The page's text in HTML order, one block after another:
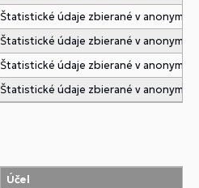
Štatistické údaje zbierané v
Štatistické údaje zbierané v
Štatistické údaje zbierané v
Štatistické údaje zbierané v
Účel